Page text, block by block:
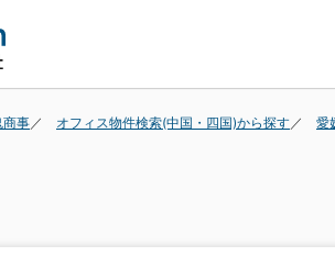
商事 オフィス物件検索(中国・四国)から探す 愛